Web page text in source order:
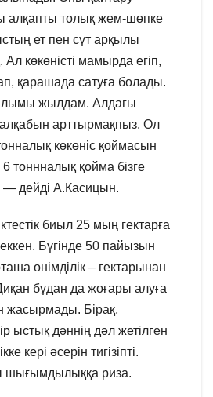
алқапты толық жем-шөпке
ет пен сүт арқылы
көкөністі мамырда егіп,
қарашада сатуға болады.
жылдам. Алдағы
алқабын арттырмақпыз. Ол
көкөніс қоймасын
6 тоннналық қойма бізге
— дейді А.Касицын.
биыл 25 мың гектарға
Бүгінде 50 пайызын
өнімділік – гектарынан
бұдан да жоғары алуға
жасырмады. Бірақ,
ыстық дәннің дәл жетілген
кері әсерін тигізіпті.
шығымдылыққа риза.